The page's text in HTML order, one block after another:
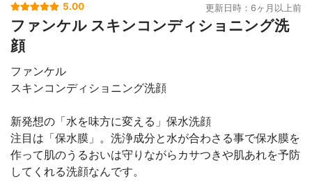
5.00 更新日時：6ヶ月以上前
ファンケル スキンコンディショニング洗
顔
ファンケル
スキンコンディショニング洗顔
新発想の「水を味方に変える」保水洗顔
注目は「保水膜」。洗浄成分と水が合わさる事で保水膜を
作って肌のうるおいは守りながらカサつきや肌あれを予防
してくれる洗顔なんです。